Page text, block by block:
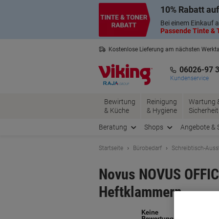
10% Rabatt
Bei einem Einkauf
Passende Tinte &
Kostenlose Lieferung am nächsten
06026-97
Kundenservice
Bewirtung
& Küche
Reinigung
& Hygiene
Wartung
Sicherheit
Beratung Shops Angebote &
Startseite Bürobedarf Schreibtisch-
Novus NOVUS
Heftklammern